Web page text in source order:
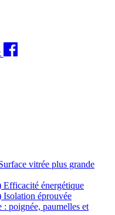
vitrée plus grande
Efficacité énergétique
Isolation éprouvée
poignée, paumelles et